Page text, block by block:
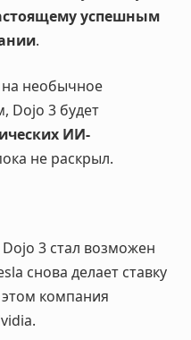
успешным
.
на необычное
Dojo 3 будет
ИИ-
не раскрыл.
3 стал возможен
снова делает ставку
компания